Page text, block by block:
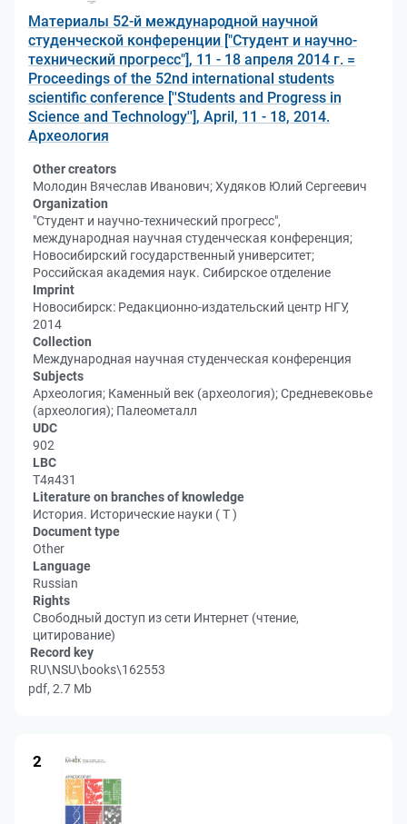
Материалы 52-й международной научной
студенческой конференции ["Студент и научно-
технический прогресс"], 11 - 18 апреля 2014 г. =
Proceedings of the 52nd international students
scientific conference [''Students and Progress in
Science and Technology''], April, 11 - 18, 2014.
Археология
Other creators
Молодин Вячеслав Иванович; Худяков Юлий Сергеевич
Organization
"Студент и научно-технический прогресс",
международная научная студенческая конференция;
Новосибирский государственный университет;
Российская академия наук. Сибирское отделение
Imprint
Новосибирск: Редакционно-издательский центр НГУ,
2014
Collection
Международная научная студенческая конференция
Subjects
Археология; Каменный век (археология); Средневековье
(археология); Палеометалл
UDC
902
LBC
Т4я431
Literature on branches of knowledge
История. Исторические науки ( Т )
Document type
Other
Language
Russian
Rights
Свободный доступ из сети Интернет (чтение,
цитирование)
Record key
RU\NSU\books\162553
pdf, 2.7 Mb
2